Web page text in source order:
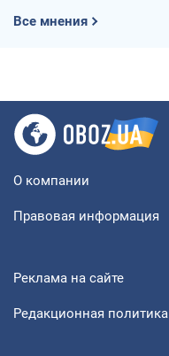
Все мнения
О компании
Правовая информация
Реклама на сайте
Редакционная политика